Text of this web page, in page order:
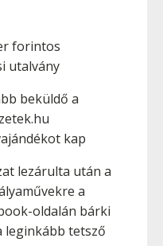
forintos
utalvány
beküldő a
kap
lezárulta után a
a
oldalán bárki
leginkább tetsző